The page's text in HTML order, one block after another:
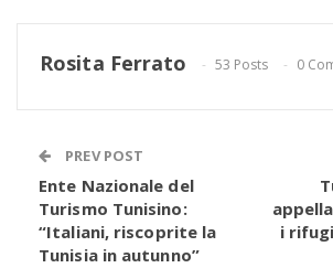
Rosita Ferrato 53 Posts 0
PREV POST
Ente Nazionale del
Turismo Tunisino:
“Italiani, riscoprite la
Tunisia in autunno”
i